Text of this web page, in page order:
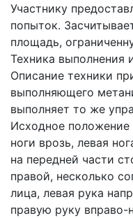
Участнику
попыток.
площадь,
Техника выполнения
Описание техники
выполняющего
выполняет то же
Исходное
ноги врозь, левая
на передней части
правой, несколько
лица, левая рука
правую руку вправо-